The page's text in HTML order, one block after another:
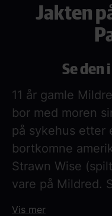
Jakten
Se den
11 år gamle
bor med moren
på sykehus etter
bortkomne
Strawn Wise
vare på Mildred.
Vis mer